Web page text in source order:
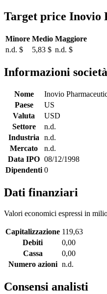
Target price Inovio
Minore Medio Maggiore
n.d. $
5,83 $ n.d. $
Informazioni società
Nome
Inovio
Paese
US
Valuta
USD
Settore
n.d.
Industria n.d.
Mercato
n.d.
Data IPO 08/12/1998
Dipendenti 0
Dati finanziari
Valori economici espressi in
Capitalizzazione 119,63
Debiti
0,00
Cassa
0,00
Numero azioni n.d.
Consensi analisti